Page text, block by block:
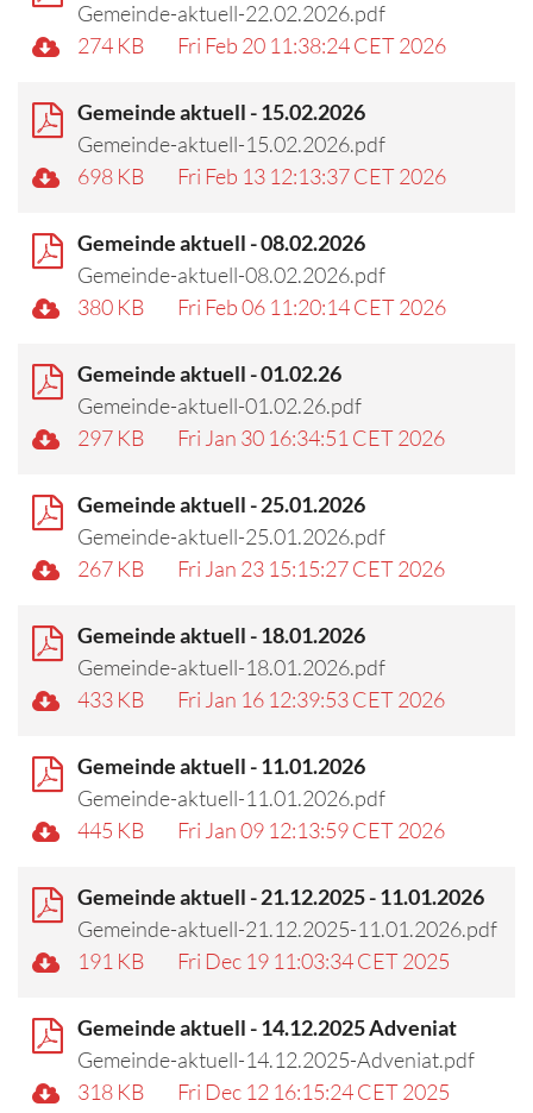
Gemeinde-aktuell-22.02.2026.pdf
274 KB
Fri Feb 20 11:38:24 CET 2026
Gemeinde aktuell - 15.02.2026
Gemeinde-aktuell-15.02.2026.pdf
698 KB
Fri Feb 13 12:13:37 CET 2026
Gemeinde aktuell - 08.02.2026
Gemeinde-aktuell-08.02.2026.pdf
380 KB
Fri Feb 06 11:20:14 CET 2026
Gemeinde aktuell - 01.02.26
Gemeinde-aktuell-01.02.26.pdf
297 KB
Fri Jan 30 16:34:51 CET 2026
Gemeinde aktuell - 25.01.2026
Gemeinde-aktuell-25.01.2026.pdf
267 KB
Fri Jan 23 15:15:27 CET 2026
Gemeinde aktuell - 18.01.2026
Gemeinde-aktuell-18.01.2026.pdf
433 KB
Fri Jan 16 12:39:53 CET 2026
Gemeinde aktuell - 11.01.2026
Gemeinde-aktuell-11.01.2026.pdf
445 KB
Fri Jan 09 12:13:59 CET 2026
Gemeinde aktuell - 21.12.2025 - 11.01.2026
Gemeinde-aktuell-21.12.2025-11.01.2026.pdf
191 KB
Fri Dec 19 11:03:34 CET 2025
Gemeinde aktuell - 14.12.2025 Adveniat
Gemeinde-aktuell-14.12.2025-Adveniat.pdf
318 KB
Fri Dec 12 16:15:24 CET 2025